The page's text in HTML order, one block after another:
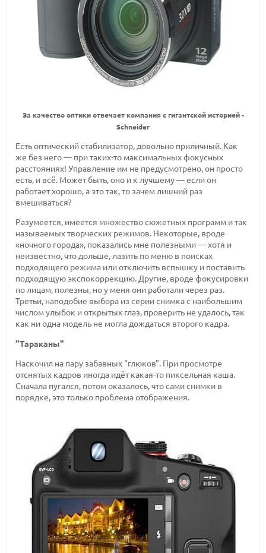
За качество оптики отвечает компания с гигантской историей -
Schneider
Есть оптический стабилизатор, довольно приличный. Как
же без него — при таких-то максимальных фокусных
расстояниях! Управление им не предусмотрено, он просто
есть, и всё. Может быть, оно и к лучшему — если он
работает хорошо, а это так, то зачем лишний раз
вмешиваться?
Разумеется, имеется множество сюжетных программ и так
называемых творческих режимов. Некоторые, вроде
«ночного города», показались мне полезными — хотя и
неизвестно, что дольше, лазить по меню в поисках
подходящего режима или отключить вспышку и поставить
подходящую экспокоррекцию. Другие, вроде фокусировки
по лицам, полезны, но у меня они работали через раз.
Третьи, наподобие выбора из серии снимка с наибольшим
числом улыбок и открытых глаз, проверить не удалось, так
как ни одна модель не могла дождаться второго кадра.
"Тараканы"
Наскочил на пару забавных "глюков". При просмотре
отснятых кадров иногда идёт какая-то пиксельная каша.
Сначала пугался, потом оказалось, что сами снимки в
порядке, это только проблема отображения.